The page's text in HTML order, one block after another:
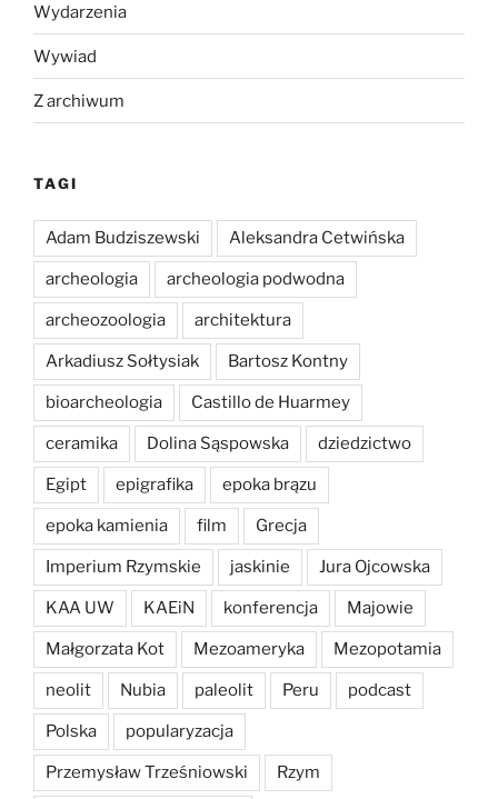
Wydarzenia
Wywiad
Z archiwum
TAGI
Adam Budziszewski Aleksandra Cetwińska
archeologia archeologia podwodna
archeozoologia architektura
Arkadiusz Sołtysiak Bartosz Kontny
bioarcheologia Castillo de Huarmey
ceramika Dolina Sąspowska dziedzictwo
Egipt epigrafika epoka brązu
epoka kamienia film Grecja
Imperium Rzymskie jaskinie Jura Ojcowska
KAA UW KAEiN konferencja Majowie
Małgorzata Kot Mezoameryka Mezopotamia
neolit Nubia paleolit Peru podcast
Polska popularyzacja
Przemysław Trześniowski Rzym